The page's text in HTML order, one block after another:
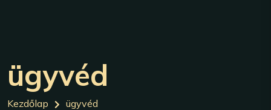
ügyvéd
Kezdőlap ügyvéd